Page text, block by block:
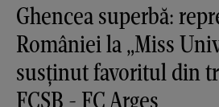
Ghencea superbă:
României la „Miss
susținut favoritul din
FCSB - FC Argeș